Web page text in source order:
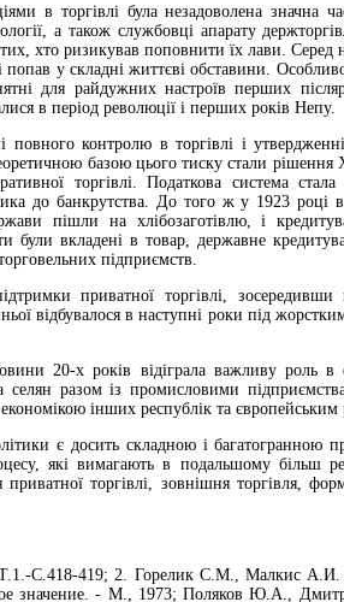
в торгівлі була незадоволена значна
а також службовці апарату
хто ризикував поповнити їх лави. Серед
попав у складні життєві обставини.
для райдужних настроїв перших
в період революції і перших років Непу.
контролю в торгівлі і
базою цього тиску стали
торгівлі. Податкова система стала
до банкрутства. До того ж у 1923 році
пішли на хлібозаготівлю, і
були вкладені в товар, державне
підприємств.
приватної торгівлі,
відбувалося в наступні роки під
20-х років відіграла важливу роль в
разом із промисловими
інших республік та європейським
є досить складною і
які вимагають в подальшому більш
торгівлі, зовнішня торгівля,
Т.1.-С.418-419; 2. Горелик С.М., Малкис А.И.
значение. - М., 1973; Поляков Ю.А.,